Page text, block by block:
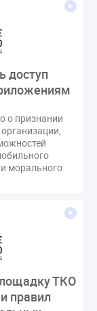
доступ
о признании
морального
ТКО
правил